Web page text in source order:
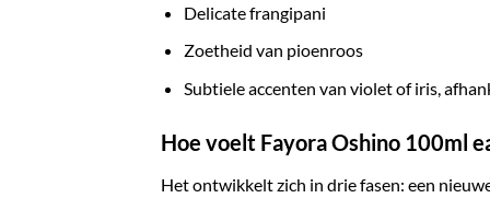
Delicate frangipani
Zoetheid van pioenroos
Subtiele accenten van violet of iris,
Hoe voelt Fayora Oshino 100ml
Het ontwikkelt zich in drie fasen: een